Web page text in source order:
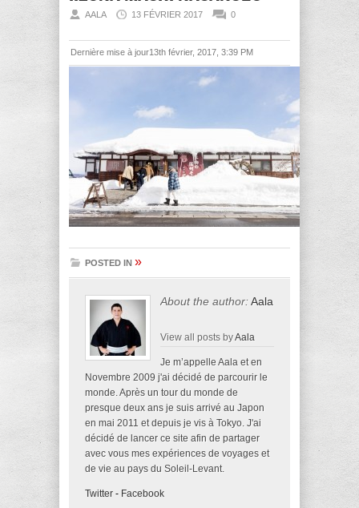
AALA 13 FÉVRIER 2017 0
Dernière mise à jour13th février, 2017, 3:39 PM
POSTED IN »
About the author:Aala
View all posts byAala
Je m’appelle Aala et en
Novembre 2009 j'ai décidé de parcourir le
monde. Après un tour du monde de
presque deux ans je suis arrivé au Japon
en mai 2011 et depuis je vis à Tokyo. J'ai
décidé de lancer ce site afin de partager
avec vous mes expériences de voyages et
de vie au pays du Soleil-Levant.
Twitter - Facebook